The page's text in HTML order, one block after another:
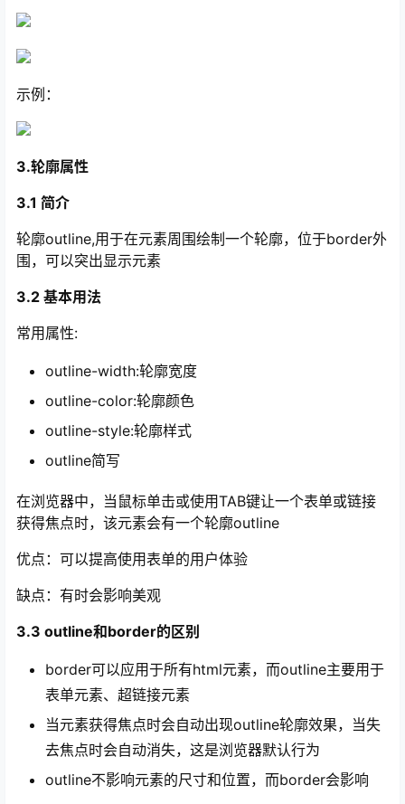
示例：
3.轮廓属性
3.1 简介
轮廓outline,用于在元素周围绘制一个轮廓，位于border外
围，可以突出显示元素
3.2 基本用法
常用属性:
outline-width:轮廓宽度
outline-color:轮廓颜色
outline-style:轮廓样式
outline简写
在浏览器中，当鼠标单击或使用TAB键让一个表单或链接
获得焦点时，该元素会有一个轮廓outline
优点：可以提高使用表单的用户体验
缺点：有时会影响美观
3.3 outline和border的区别
border可以应用于所有html元素，而outline主要用于
表单元素、超链接元素
当元素获得焦点时会自动出现outline轮廓效果，当失
去焦点时会自动消失，这是浏览器默认行为
outline不影响元素的尺寸和位置，而border会影响